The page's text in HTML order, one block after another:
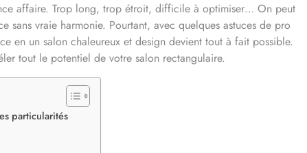
affaire. Trop long, trop étroit, difficile à optimiser… On peut
sans vraie harmonie. Pourtant, avec quelques astuces de pro
en un salon chaleureux et design devient tout à fait possible.
tout le potentiel de votre salon rectangulaire.
particularités